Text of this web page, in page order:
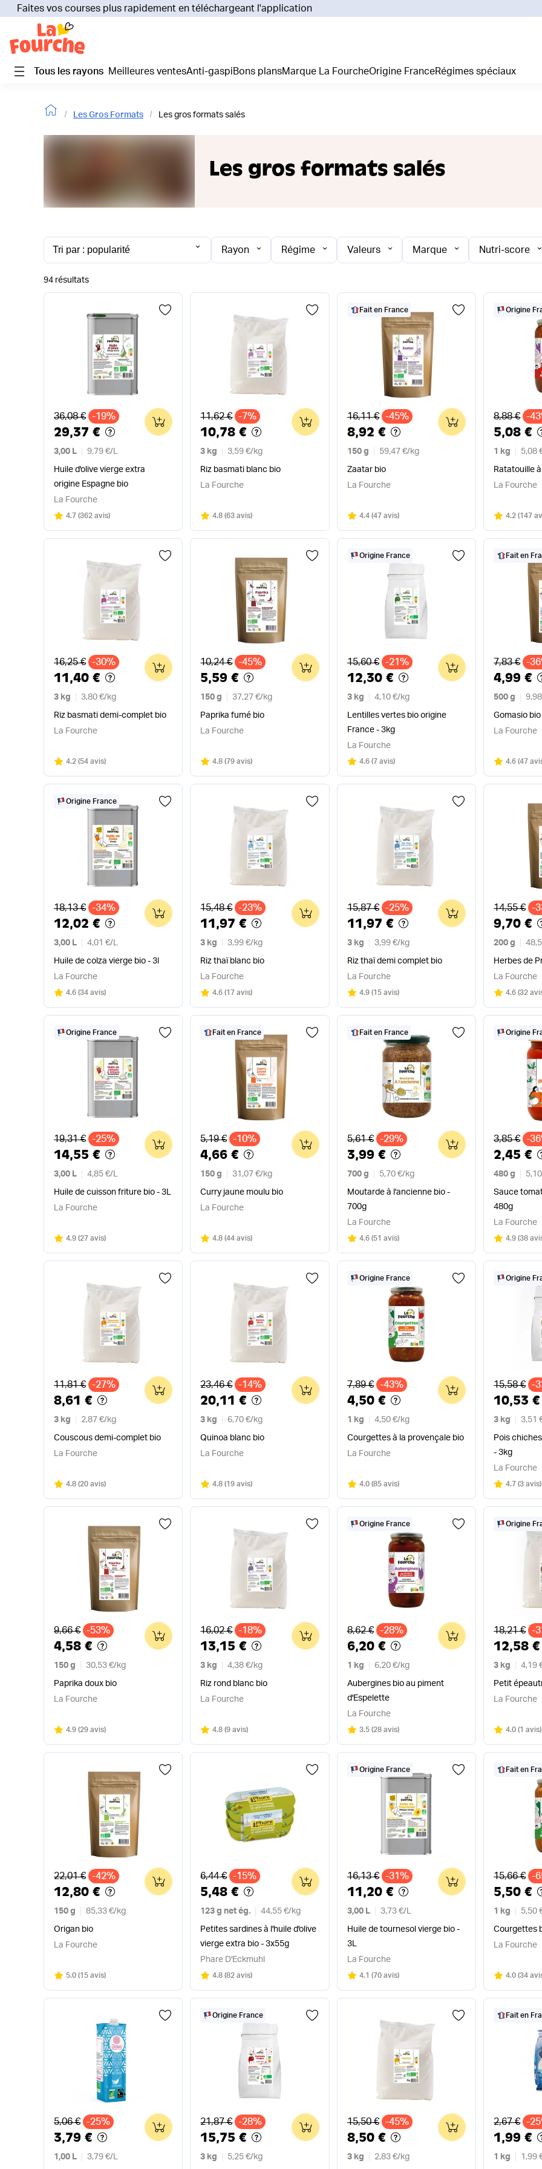
Faites vos courses plus rapidement en téléchargeant l'application
Tous les rayons Meilleures ventes Anti-gaspi Bons plans Marque La Fourche Origine France Régimes spéciaux
Les Gros Formats Les gros formats salés
Les gros formats salés
Rayon Régime Valeurs Marque Nutri-score
94 résultats
Ancien prix
36,08 € -19%
29,37 €
3,00 L 9,79 €/L
Huile d'olive vierge extra
origine Espagne bio
0
La Fourche
Note
4.7 sur 5
(362 avis)
Ancien prix
11,62 € -7%
10,78 €
3 kg 3,59 €/kg
Riz basmati blanc bio
0
La Fourche
Note
4.8sur 5
(63 avis)
Fait en France
Ancien prix
16,11 € -45%
8,92 €
150 g 59,47 €/kg
Zaatar bio
0
La Fourche
Note
4.4 sur 5
(47 avis)
Origine
Ancien
8,88 € -
5,08 €
1 kg 5,08
Ratatouille
La Fourche
Note
4.2sur 5
(147
Ancien prix
16,25 € -30%
11,40 €
3 kg 3,80 €/kg
Riz basmati demi-complet bio
0
La Fourche
Note
4.2 sur 5
(54 avis)
Ancien prix
10,24 € -45%
5,59 €
150 g 37,27 €/kg
Paprika fumé bio
0
La Fourche
Note
4.8sur 5
(79 avis)
Origine France
Ancien prix
15,60 € -21%
12,30 €
3 kg 4,10 €/kg
Lentilles vertes bio origine
France - 3kg
0
La Fourche
Note
4.6 sur 5
(7 avis)
Fait en
Ancien
7,83 € -
4,99 €
500 g
Gomasio bio
La Fourche
Note
4.6sur 5
(47
Origine France
Ancien prix
18,13 € -34%
12,02 €
3,00 L 4,01 €/L
Huile de colza vierge bio - 3l
0
La Fourche
Note
4.6 sur 5
(34 avis)
Ancien prix
15,48 € -23%
11,97 €
3 kg 3,99 €/kg
Riz thaï blanc bio
0
La Fourche
Note
4.6sur 5
(17 avis)
Ancien prix
15,87 € -25%
11,97 €
3 kg 3,99 €/kg
Riz thaï demi complet bio
0
La Fourche
Note
4.9 sur 5
(15 avis)
Ancien
14,55 € -
9,70 €
200 g
Herbes de
La Fourche
Note
4.6sur 5
(32
Origine France
Ancien prix
19,31 € -25%
14,55 €
3,00 L 4,85 €/L
Huile de cuisson friture bio - 3L
0
La Fourche
Note
4.9 sur 5
(27 avis)
Fait en France
Ancien prix
5,19 € -10%
4,66 €
150 g 31,07 €/kg
Curry jaune moulu bio
0
La Fourche
Note
4.8sur 5
(44 avis)
Fait en France
Ancien prix
5,61 € -29%
3,99 €
700 g 5,70 €/kg
Moutarde à l'ancienne bio -
700g
0
La Fourche
Note
4.6 sur 5
(51 avis)
Origine
Ancien
3,85 € -
2,45 €
480 g
Sauce
480g
La Fourche
Note
4.9sur 5
(38
Ancien prix
11,81 € -27%
8,61 €
3 kg 2,87 €/kg
Couscous demi-complet bio
0
La Fourche
Note
4.8 sur 5
(20 avis)
Ancien prix
23,46 € -14%
20,11 €
3 kg 6,70 €/kg
Quinoa blanc bio
0
La Fourche
Note
4.8sur 5
(19 avis)
Origine France
Ancien prix
7,89 € -43%
4,50 €
1 kg 4,50 €/kg
Courgettes à la provençale bio
0
La Fourche
Note
4.0 sur 5
(85 avis)
Origine
Ancien
15,58 € -
10,53 €
3 kg 3,51
Pois
- 3kg
La Fourche
Note
4.7sur 5
(3 avis)
Ancien prix
9,66 € -53%
4,58 €
150 g 30,53 €/kg
Paprika doux bio
0
La Fourche
Note
4.9 sur 5
(29 avis)
Ancien prix
16,02 € -18%
13,15 €
3 kg 4,38 €/kg
Riz rond blanc bio
0
La Fourche
Note
4.8sur 5
(9 avis)
Origine France
Ancien prix
8,62 € -28%
6,20 €
1 kg 6,20 €/kg
Aubergines bio au piment
d'Espelette
0
La Fourche
Note
3.5 sur 5
(28 avis)
Origine
Ancien
18,21 € -
12,58 €
3 kg 4,19
Petit
La Fourche
Note
4.0sur 5
(1 avis)
Ancien prix
22,01 € -42%
12,80 €
150 g 85,33 €/kg
Origan bio
0
La Fourche
Note
5.0 sur 5
(15 avis)
Ancien prix
6,44 € -15%
5,48 €
123 g net ég. 44,55 €/kg
Petites sardines à l'huile d'olive
vierge extra bio - 3x55g
0
Phare D'Eckmuhl
Note
4.8sur 5
(82 avis)
Origine France
Ancien prix
16,13 € -31%
11,20 €
3,00 L 3,73 €/L
Huile de tournesol vierge bio -
3L
0
La Fourche
Note
4.1 sur 5
(70 avis)
Fait en
Ancien
15,66 € -
5,50 €
1 kg 5,50
Courgettes
La Fourche
Note
4.0sur 5
(34
Ancien prix
5,06 € -25%
3,79 €
1,00 L 3,79 €/L
0
Origine France
Ancien prix
21,87 € -28%
15,75 €
3 kg 5,25 €/kg
0 Ancien prix
15,50 € -45%
8,50 €
3 kg 2,83 €/kg
0
Fait en
Ancien
2,67 € -
1,99 €
1 kg 1,99